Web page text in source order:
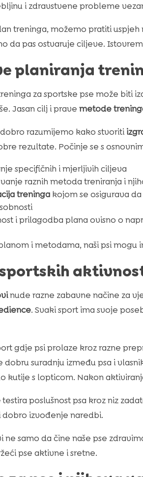
i zdravstvene probleme
treninga, možemo pratiti
da pas ostvaruje ciljeve.
planiranja
za sportske pse može biti
Jasan cilj i prave metode
razumijemo kako stvoriti
rezultate. Počinje se s
specifičnih i mjerljivih ciljeva
raznih metoda treniranja i
treningakojom se osigurava
i prilagodba plana ovisno o
i metodama, naši psi mogu
nude razne zabavne načine za
. Svaki sport ima svoje
gdje psi prolaze kroz razne
dobru suradnju između psa i
kutije s lopticom. Nakon
testira poslušnost psa kroz niz
dobro izvođenje naredbi.
ne samo da čine naše pse
pse aktivne i sretne.